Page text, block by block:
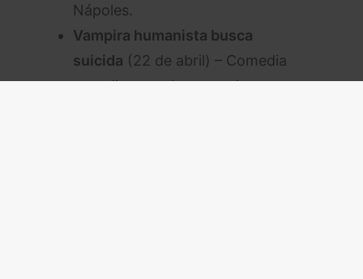
Nápoles.
Vampira humanista busca
suicida (22 de abril) – Comedia
canadiense sobre vampiros